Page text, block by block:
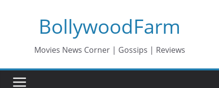
BollywoodFarm
Movies News Corner | Gossips | Reviews